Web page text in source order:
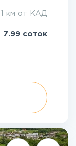
км от КАД
7.99 соток